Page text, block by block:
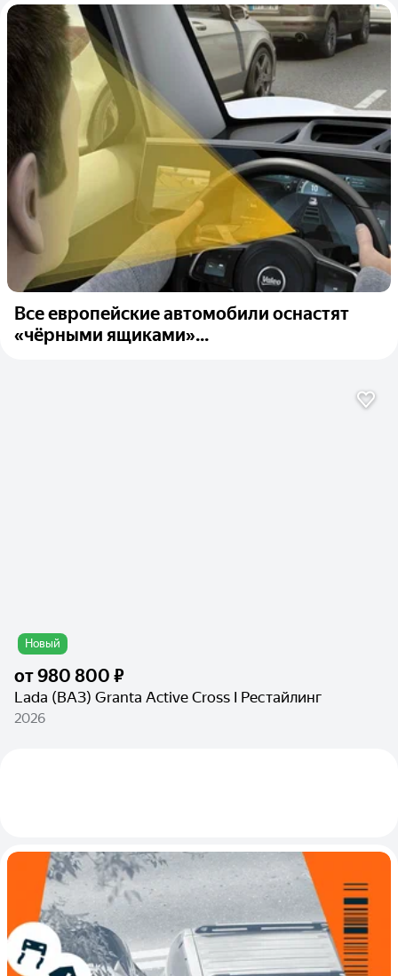
Все европейские автомобили оснастят
«чёрными ящиками»...
Новый
от980 800 ₽
Lada (ВАЗ) Granta Active Cross I Рестайлинг
2026